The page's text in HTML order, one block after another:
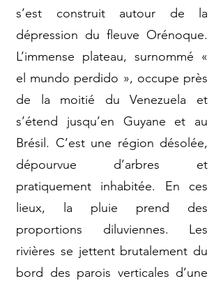
s’est construit autour de la
dépression du fleuve Orénoque.
L’immense plateau, surnommé «
el mundo perdido », occupe près
de la moitié du Venezuela et
s’étend jusqu’en Guyane et au
Brésil. C’est une région désolée,
dépourvue d’arbres et
pratiquement inhabitée. En ces
lieux, la pluie prend des
proportions diluviennes. Les
rivières se jettent brutalement du
bord des parois verticales d’une